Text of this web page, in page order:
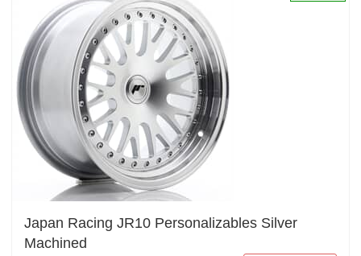
Japan Racing JR10 Personalizables Silver
Machined